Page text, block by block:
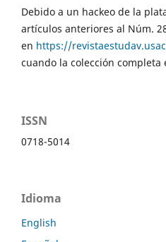
Debido a un hackeo de la
artículos anteriores al Núm.
en https://
cuando la colección completa
ISSN
0718-5014
Idioma
English